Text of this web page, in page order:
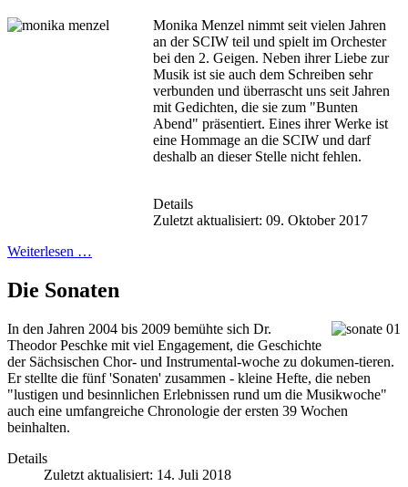
Monika Menzel nimmt seit vielen Jahren
an der SCIW teil und spielt im Orchester
bei den 2. Geigen. Neben ihrer Liebe zur
Musik ist sie auch dem Schreiben sehr
verbunden und überrascht uns seit Jahren
mit Gedichten, die sie zum "Bunten
Abend" präsentiert. Eines ihrer Werke ist
eine Hommage an die SCIW und darf
deshalb an dieser Stelle nicht fehlen.
Details
Zuletzt aktualisiert: 09. Oktober 2017
Weiterlesen …
Die Sonaten
In den Jahren 2004 bis 2009 bemühte sich Dr.
Theodor Peschke mit viel Engagement, die Geschichte
der Sächsischen Chor- und Instrumental-woche zu dokumen-tieren.
Er stellte die fünf 'Sonaten' zusammen - kleine Hefte, die neben
"lustigen und besinnlichen Erlebnissen rund um die Musikwoche"
auch eine umfangreiche Chronologie der ersten 39 Wochen
beinhalten.
Details
Zuletzt aktualisiert: 14. Juli 2018